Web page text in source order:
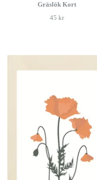
Gräslök Kort
45 kr